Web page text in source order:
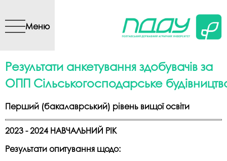
вмісту
Меню
Результати анкетування здобувачів за
ОПП Сільськогосподарське
Перший (бакалаврський) рівень вищої освіти
2023 - 2024 НАВЧАЛЬНИЙ РІК
Результати опитування щодо: